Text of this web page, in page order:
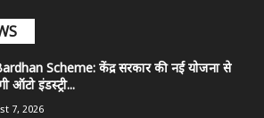
Scheme: केंद्र सरकार की नई योजना से
ऑटो इंडस्ट्री...
7, 2026